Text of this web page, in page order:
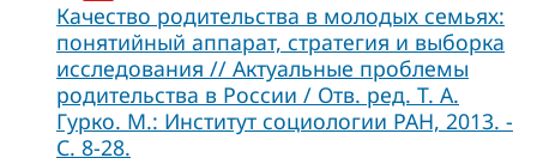
Качество родительства в молодых семьях:
понятийный аппарат, стратегия и выборка
исследования // Актуальные проблемы
родительства в России / Отв. ред. Т. А.
Гурко. М.: Институт социологии РАН, 2013. -
С. 8-28.